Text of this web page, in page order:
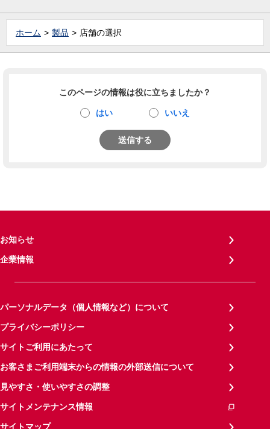
ホーム 製品 店舗の選択
このページの情報は役に立ちましたか？
はい いいえ
送信する
お知らせ
企業情報
パーソナルデータ（個人情報など）について
プライバシーポリシー
サイトご利用にあたって
お客さまご利用端末からの情報の外部送信について
見やすさ・使いやすさの調整
サイトメンテナンス情報
サイトマップ